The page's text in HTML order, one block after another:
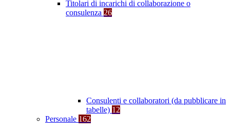
Titolari di incarichi di collaborazione o
consulenza 26
Consulenti e collaboratori (da pubblicare in
tabelle) 12
Personale 162